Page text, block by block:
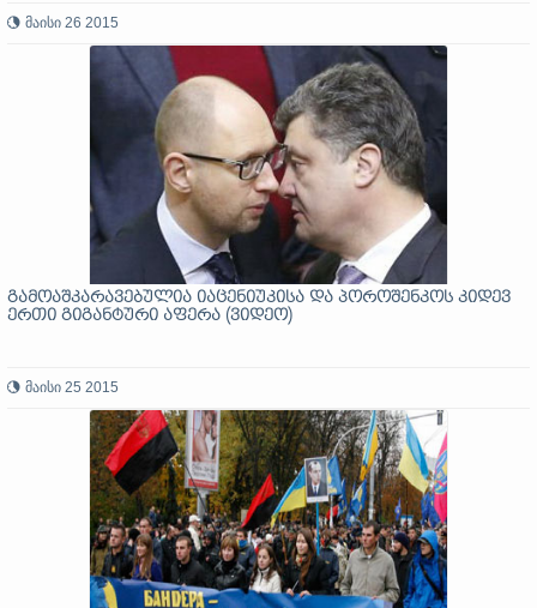
მაისი 26 2015
გამოაშკარავებულია იაცენიუკისა და პოროშენკოს კიდევ
ერთი გიგანტური აფერა (ვიდეო)
მაისი 25 2015